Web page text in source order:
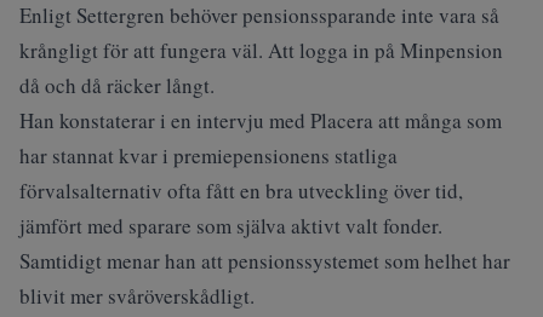
Enligt Settergren behöver pensionssparande inte vara så
krångligt för att fungera väl. Att logga in på Minpension
då och då räcker långt.
Han konstaterar i en intervju med Placera att många som
har stannat kvar i premiepensionens statliga
förvalsalternativ ofta fått en bra utveckling över tid,
jämfört med sparare som själva aktivt valt fonder.
Samtidigt menar han att pensionssystemet som helhet har
blivit mer svåröverskådligt.